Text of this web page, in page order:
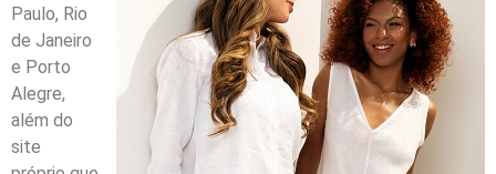
Paulo, Rio
de Janeiro
e Porto
Alegre,
além do
site